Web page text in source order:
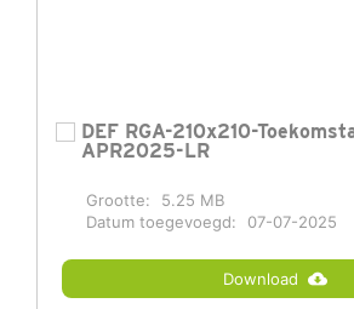
DEF RGA-210x210-
APR2025-LR
Grootte:
5.25 MB
Datum toegevoegd:
07-07-2025
Download